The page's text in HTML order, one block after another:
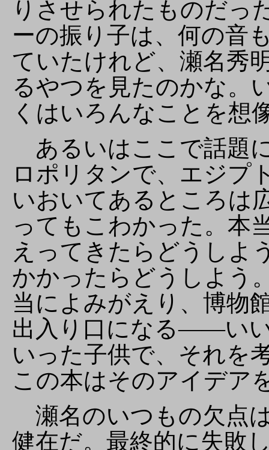
りさせられたものだっ
ーの振り子は、何の音
ていたけれど、瀬名秀
るやつを見たのかな。
くはいろんなことを想
あるいはここで話題
ロポリタンで、エジプ
いおいてあるところは
ってもこわかった。本
えってきたらどうしよ
かかったらどうしよう
当によみがえり、博物
出入り口になる――い
いった子供で、それを
この本はそのアイデア
瀬名のいつもの欠点
健在だ。最終的に失敗